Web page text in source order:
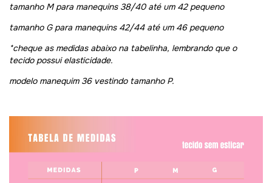
tamanho M para manequins 38/40 até um 42 pequeno
tamanho G para manequins 42/44 até um 46 pequeno
*cheque as medidas abaixo na tabelinha, lembrando que o
tecido possui elasticidade.
modelo manequim 36 vestindo tamanho P.